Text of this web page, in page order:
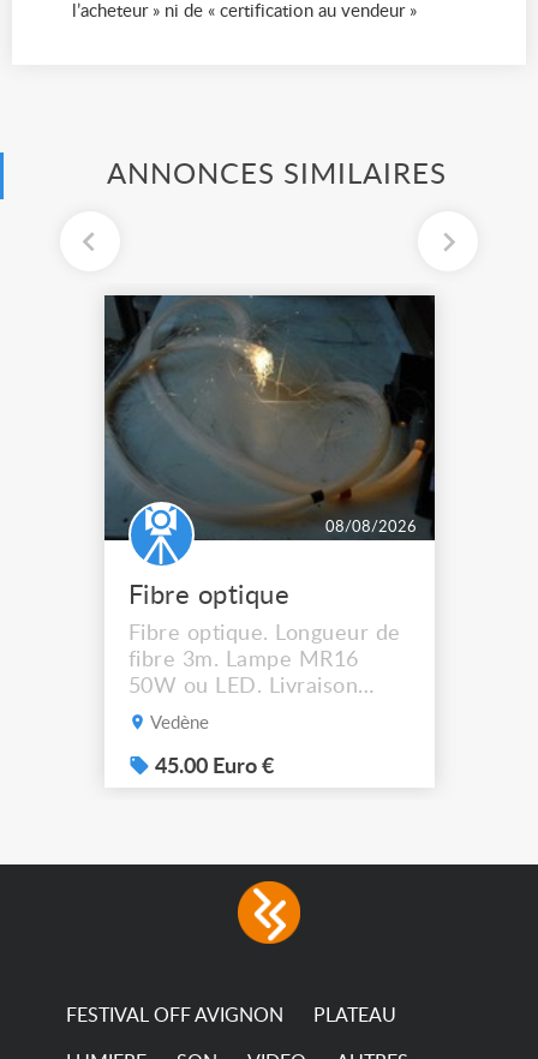
l’acheteur » ni de « certification au vendeur »
ANNONCES SIMILAIRES
08/08/2026
Fibre optique
Fibre optique. Longueur de
fibre 3m. Lampe MR16
50W ou LED. Livraison
possible.
Vedène
45.00 Euro €
FESTIVAL OFF AVIGNON PLATEAU